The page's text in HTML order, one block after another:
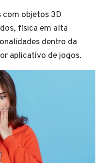
com objetos 3D
física em alta
dentro da
aplicativo de jogos.